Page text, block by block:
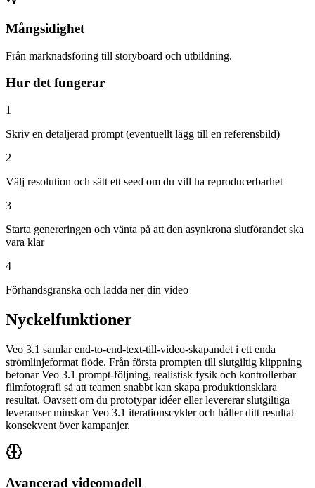
Mångsidighet
Från marknadsföring till storyboard och utbildning.
Hur det fungerar
1
Skriv en detaljerad prompt (eventuellt lägg till en referensbild)
2
Välj resolution och sätt ett seed om du vill ha reproducerbarhet
3
Starta genereringen och vänta på att den asynkrona slutförandet ska
vara klar
4
Förhandsgranska och ladda ner din video
Nyckelfunktioner
Veo 3.1 samlar end-to-end-text-till-video-skapandet i ett enda
strömlinjeformat flöde. Från första prompten till slutgiltig klippning
betonar Veo 3.1 prompt-följning, realistisk fysik och kontrollerbar
filmfotografi så att teamen snabbt kan skapa produktionsklara
resultat. Oavsett om du prototypar idéer eller levererar slutgiltiga
leveranser minskar Veo 3.1 iterationscykler och håller ditt resultat
konsekvent över kampanjer.
Avancerad videomodell